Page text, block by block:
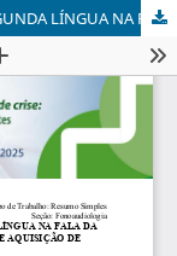
INFLUÊNCIA DA EXPOSIÇÃO ESCOLAR À SEGUNDA LÍNGUA NA FALA DA LÍNGUA MATERNA DE CRIANÇAS EM PERÍODO DE AQUISIÇÃO DE LINGUAGEM